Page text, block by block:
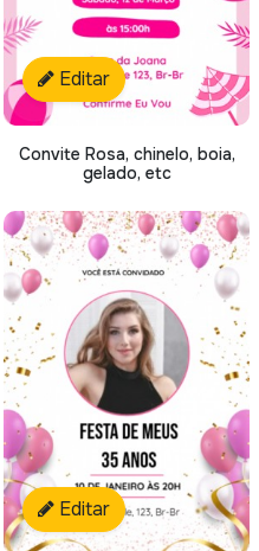
Editar
Convite Rosa, chinelo, boia,
gelado, etc
Editar